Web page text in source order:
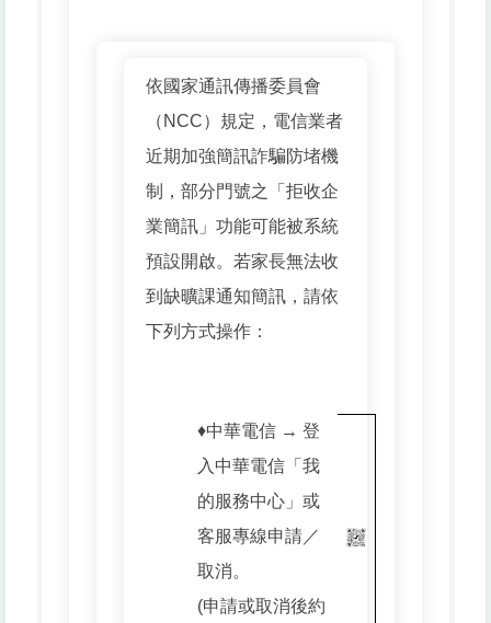
依國家通訊傳播委員會
（NCC）規定，電信業者
近期加強簡訊詐騙防堵機
制，部分門號之「拒收企
業簡訊」功能可能被系統
預設開啟。若家長無法收
到缺曠課通知簡訊，請依
下列方式操作：
♦️中華電信 → 登
入中華電信「我
的服務中心」或
客服專線申請／
取消。
(申請或取消後約